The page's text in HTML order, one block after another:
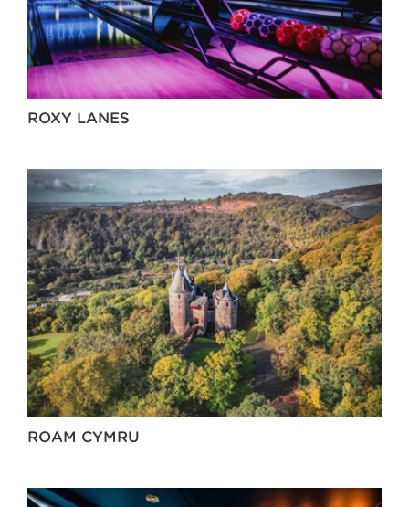
ROXY LANES
ROAM CYMRU